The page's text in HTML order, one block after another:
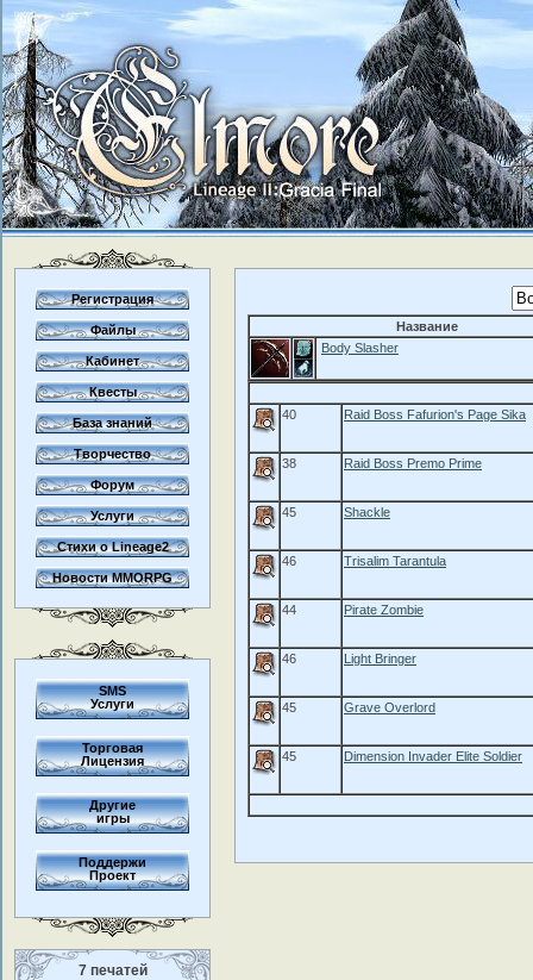
Регистрация
Файлы
Кабинет
Квесты
База знаний
Творчество
Форум
Услуги
Стихи о Lineage2
Новости MMORPG
SMS
Услуги
Торговая
Лицензия
Другие
игры
Поддержи
Проект
7 печатей
Название
Body Slasher
40 Raid Boss Fafurion's Page Sika
38 Raid Boss Premo Prime
45 Shackle
46 Trisalim Tarantula
44 Pirate Zombie
46 Light Bringer
45 Grave Overlord
45 Dimension Invader Elite Soldier